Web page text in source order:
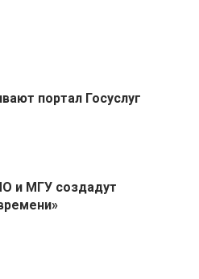
портал Госуслуг
и МГУ создадут